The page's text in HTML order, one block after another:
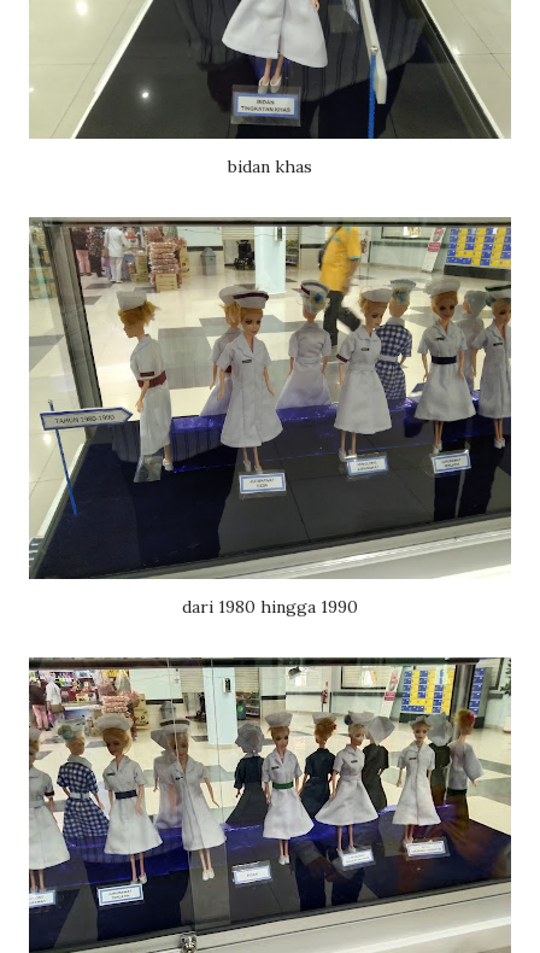
bidan khas
dari 1980 hingga 1990